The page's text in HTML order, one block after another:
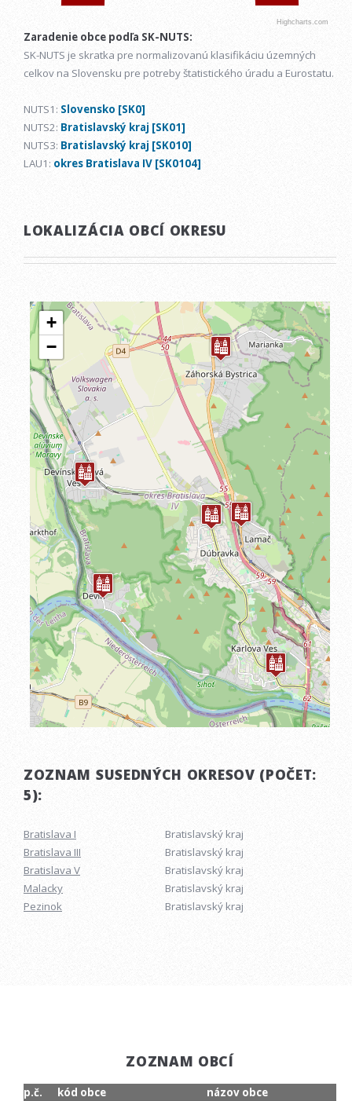
Highcharts.com
End of interactive chart.
Zaradenie obce podľa SK-NUTS:
SK-NUTS je skratka pre normalizovanú klasifikáciu územných
celkov na Slovensku pre potreby štatistického úradu a Eurostatu.
NUTS1: Slovensko [SK0]
NUTS2: Bratislavský kraj [SK01]
NUTS3: Bratislavský kraj [SK010]
LAU1: okres Bratislava IV [SK0104]
LOKALIZÁCIA OBCÍ OKRESU
ZOZNAM SUSEDNÝCH OKRESOV (POČET:
5):
Bratislava I
Bratislavský kraj
Bratislava III
Bratislavský kraj
Bratislava V
Bratislavský kraj
Malacky
Bratislavský kraj
Pezinok
Bratislavský kraj
ZOZNAM OBCÍ
p.č. kód obce
názov obce